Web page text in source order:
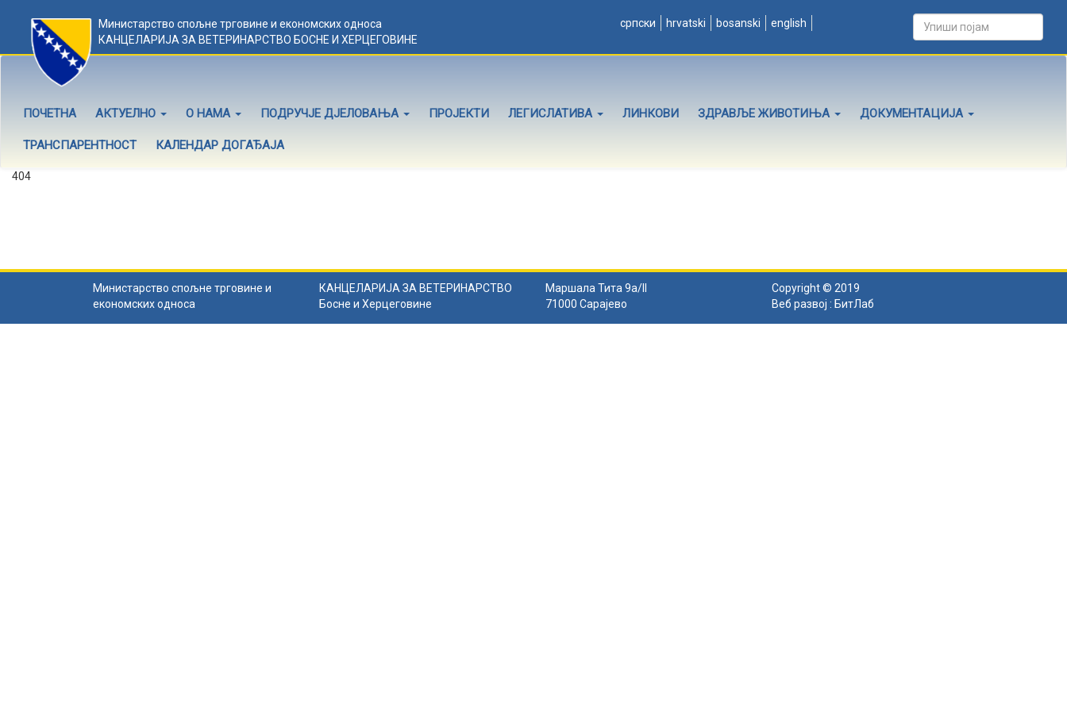
Министарство спољне трговине и економских односа
КАНЦЕЛАРИЈА ЗА ВЕТЕРИНАРСТВО БОСНЕ И ХЕРЦЕГОВИНЕ
српски hrvatski bosanski english
ПОЧЕТНА АКТУЕЛНО О НАМА ПОДРУЧЈЕ ДЈЕЛОВАЊА ПРОЈЕКТИ ЛЕГИСЛАТИВА ЛИНКОВИ ЗДРАВЉЕ ЖИВОТИЊА ДОКУМЕНТАЦИЈА
ТРАНСПАРЕНТНОСТ КАЛЕНДАР ДОГАЂАЈА
404
Министарство спољне трговине и
економских односа
КАНЦЕЛАРИЈА ЗА ВЕТЕРИНАРСТВО
Босне и Херцеговине
Маршала Тита 9а/II
71000 Сарајево
Copyright © 2019
Веб развој : БитЛаб